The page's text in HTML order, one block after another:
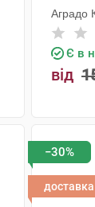
Аградо
Є в
від
−30%
доставка